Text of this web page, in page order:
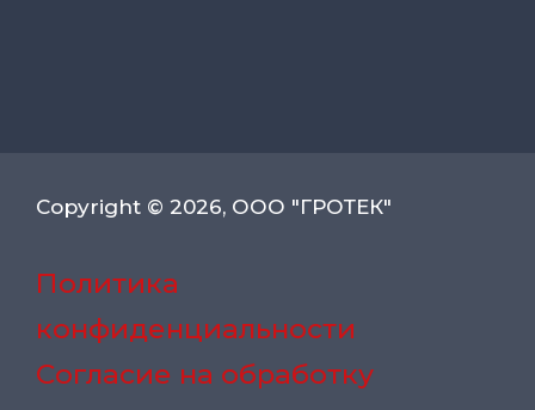
Copyright © 2026, ООО "ГРОТЕК"
Политика
конфиденциальности
Согласие на обработку